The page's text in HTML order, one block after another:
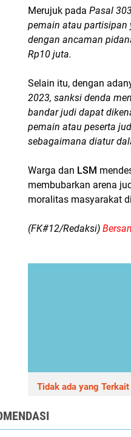
Merujuk pada Pasal
pemain atau partisipan
dengan ancaman
Rp10 juta.
Selain itu, dengan
2023, sanksi denda
bandar judi dapat
pemain atau peserta
sebagaimana diatur
Warga dan LSM
membubarkan arena
moralitas masyarakat
(FK#12/Redaksi)
Tidak ada yang Terkait